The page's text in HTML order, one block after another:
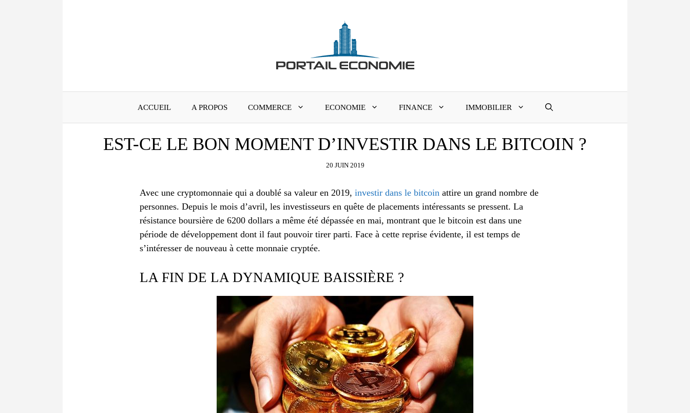
ACCUEIL A PROPOS COMMERCE ECONOMIE FINANCE IMMOBILIER
EST-CE LE BON MOMENT D’INVESTIR DANS LE BITCOIN ?
20 JUIN 2019
Avec une cryptomonnaie qui a doublé sa valeur en 2019, investir dans le bitcoin attire un grand nombre de
personnes. Depuis le mois d’avril, les investisseurs en quête de placements intéressants se pressent. La
résistance boursière de 6200 dollars a même été dépassée en mai, montrant que le bitcoin est dans une
période de développement dont il faut pouvoir tirer parti. Face à cette reprise évidente, il est temps de
s’intéresser de nouveau à cette monnaie cryptée.
LA FIN DE LA DYNAMIQUE BAISSIÈRE ?